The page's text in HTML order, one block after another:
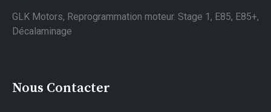
GLK Motors, Reprogrammation moteur. Stage 1, E85, E85+,
Décalaminage
Nous Contacter